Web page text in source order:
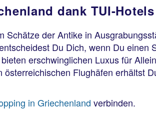
dank TUI-
Schätze der Antike in
Du Dich, wenn Du
erschwinglichen Luxus für
Flughäfen erhältst
in Griechenland verbinden.